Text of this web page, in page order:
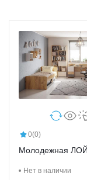
0(0)
Молодежная
Нет в наличии